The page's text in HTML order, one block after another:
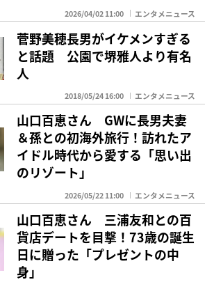
2026/04/02 11:00 エンタメニュース
菅野美穂長男がイケメンすぎる
と話題 公園で堺雅人より有名
人
2018/05/24 16:00 エンタメニュース
山口百恵さん GWに長男夫妻
＆孫との初海外旅行！訪れたア
イドル時代から愛する「思い出
のリゾート」
2026/05/22 11:00 エンタメニュース
山口百恵さん 三浦友和との百
貨店デートを目撃！73歳の誕生
日に贈った「プレゼントの中
身」